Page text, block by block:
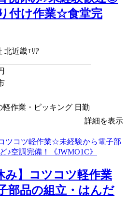
付け作業☆食堂完
北近畿ｴﾘｱ
軽作業・ピッキング 日勤
詳細を表示
み】コツコツ軽作業
部品の組立・はんだ